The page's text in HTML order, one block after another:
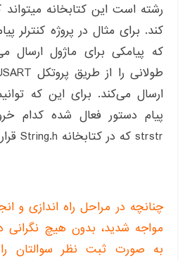
رشته است این کتابخانه میتواند
که پیامکی برای ماژول ارسال
ارسال می‌کند. برای این که
پیام دستور فعال شده کدام
strstr که در کتابخانه String.h قرار دارد، کمک گرفته ایم.
چنانچه در مراحل راه اندازی و
مواجه شدید، بدون هیچ
به صورت ثبت نظر سوالتان